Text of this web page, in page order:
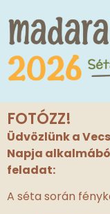
FOTÓZZ!
Üdvözlünk a
Napja
feladat:
A séta során